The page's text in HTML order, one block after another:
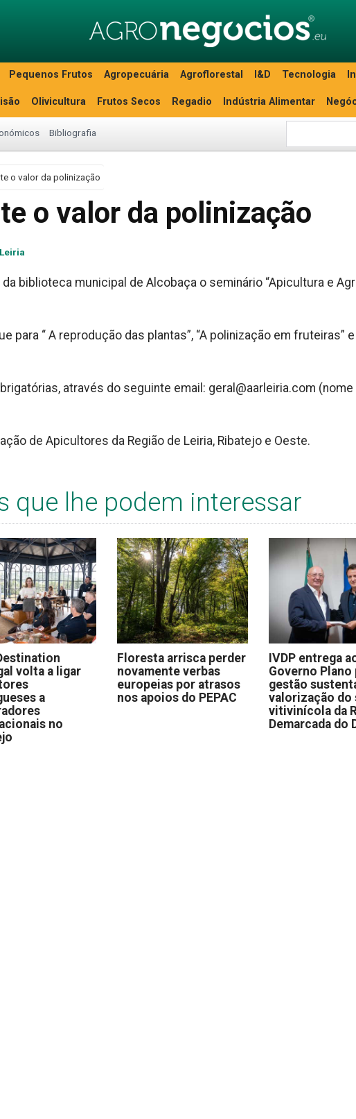
Pequenos Frutos Agropecuária Agroflorestal I&D Tecnologia
Olivicultura Frutos Secos Regadio Indústria Alimentar
Bibliografia
o valor da polinização
o valor da polinização
Leiria
biblioteca municipal de Alcobaça o seminário “Apicultura e
para “ A reprodução das plantas”, “A polinização em fruteiras” e
através do seguinte email: geral@aarleiria.com (nome
de Apicultores da Região de Leiria, Ribatejo e Oeste.
que lhe podem interessar
volta a ligar
a
no
Floresta arrisca perder
novamente verbas
europeias por atrasos
nos apoios do PEPAC
IVDP entrega
Governo Plano
gestão
valorização do
vitivinícola da
Demarcada do